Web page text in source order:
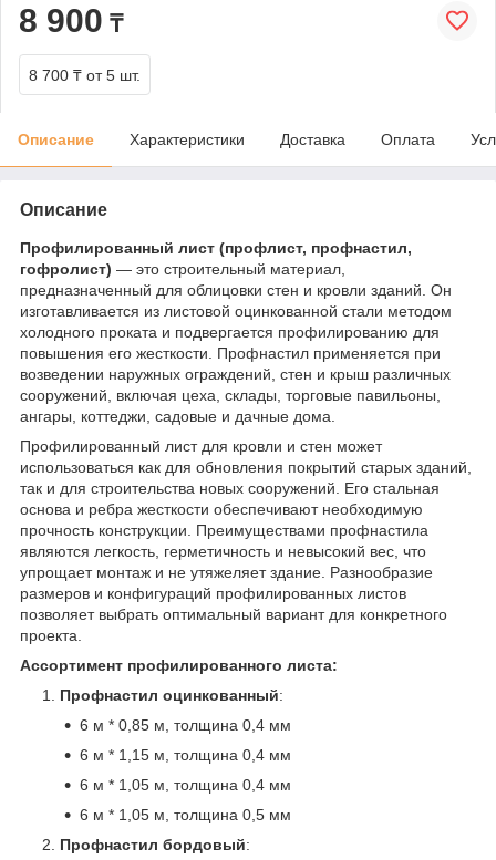
8 900 ₸
8 700 ₸ от 5 шт.
Описание Характеристики Доставка Оплата
Описание
Профилированный лист (профлист, профнастил,
гофролист) — это строительный материал,
предназначенный для облицовки стен и кровли зданий. Он
изготавливается из листовой оцинкованной стали методом
холодного проката и подвергается профилированию для
повышения его жесткости. Профнастил применяется при
возведении наружных ограждений, стен и крыш различных
сооружений, включая цеха, склады, торговые павильоны,
ангары, коттеджи, садовые и дачные дома.
Профилированный лист для кровли и стен может
использоваться как для обновления покрытий старых зданий,
так и для строительства новых сооружений. Его стальная
основа и ребра жесткости обеспечивают необходимую
прочность конструкции. Преимуществами профнастила
являются легкость, герметичность и невысокий вес, что
упрощает монтаж и не утяжеляет здание. Разнообразие
размеров и конфигураций профилированных листов
позволяет выбрать оптимальный вариант для конкретного
проекта.
Ассортимент профилированного листа:
Профнастил оцинкованный:
6 м * 0,85 м, толщина 0,4 мм
6 м * 1,15 м, толщина 0,4 мм
6 м * 1,05 м, толщина 0,4 мм
6 м * 1,05 м, толщина 0,5 мм
Профнастил бордовый: